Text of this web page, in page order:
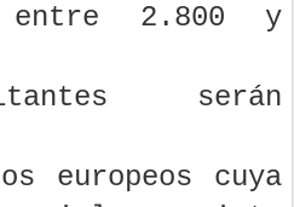
2.800 y
serán
europeos cuya